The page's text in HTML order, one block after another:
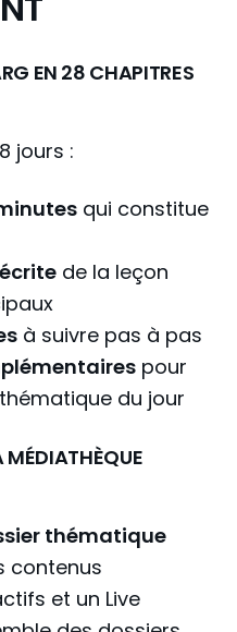
EN 28 CHAPITRES
jours :
qui constitue
de la leçon
à suivre pas à pas
pour
du jour
MÉDIATHÈQUE
thématique
contenus
et un Live